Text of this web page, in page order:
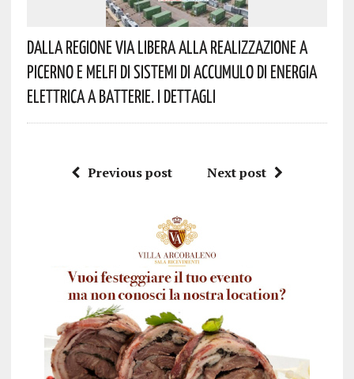
Dalla Regione Via Libera Alla Realizzazione A
Picerno E Melfi Di Sistemi Di Accumulo Di Energia
Elettrica A Batterie. I Dettagli
Previous post Next post